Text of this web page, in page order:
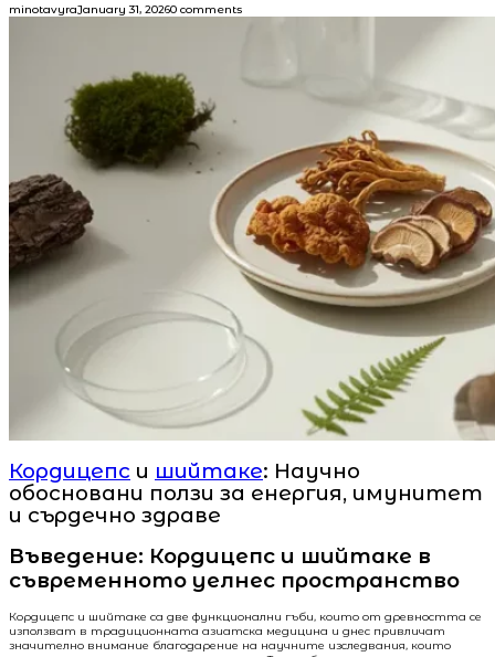
minotavyraJanuary 31, 20260 comments
Кордицепс и шийтаке: Научно
обосновани ползи за енергия, имунитет
и сърдечно здраве
Въведение: Кордицепс и шийтаке в
съвременното уелнес пространство
Кордицепс и шийтаке са две функционални гъби, които от древността се
използват в традиционната азиатска медицина и днес привличат
значително внимание благодарение на научните изследвания, които